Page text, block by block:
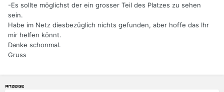
-Es sollte möglichst der ein grosser Teil des Platzes zu sehen
sein.
Habe im Netz diesbezüglich nichts gefunden, aber hoffe das Ihr
mir helfen könnt.
Danke schonmal.
Gruss